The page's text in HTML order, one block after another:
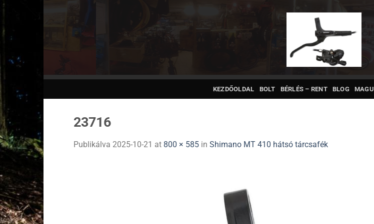
KEZDŐOLDAL BOLT BÉRLÉS – RENT BLOG
23716
Publikálva 2025-10-21 at 800 × 585 in Shimano MT 410 hátsó tárcsafék